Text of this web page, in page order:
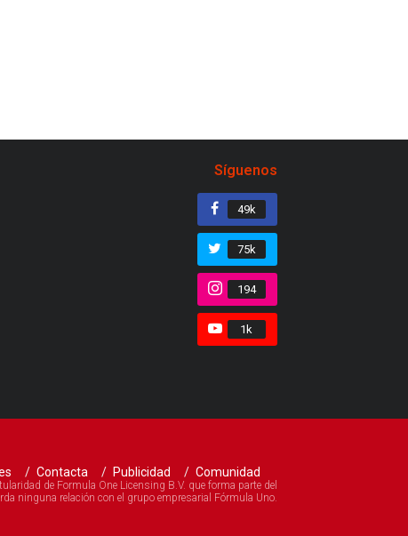
Síguenos
49k
75k
194
1k
Contacta Publicidad Comunidad
de Formula One Licensing B.V. que forma parte del
ninguna relación con el grupo empresarial Fórmula Uno.